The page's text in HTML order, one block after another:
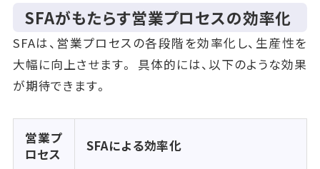
SFAがもたらす営業プロセスの効率化
SFAは、営業プロセスの各段階を効率化し、生産性を
大幅に向上させます。 具体的には、以下のような効果
が期待できます。
営業プ
ロセス
SFAによる効率化